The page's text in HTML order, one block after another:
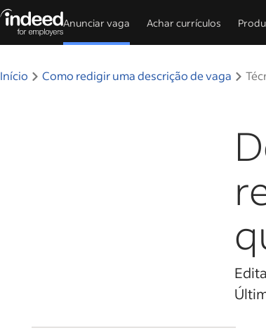
Anunciar vaga Achar currículos
Início
Como redigir uma descrição de vaga